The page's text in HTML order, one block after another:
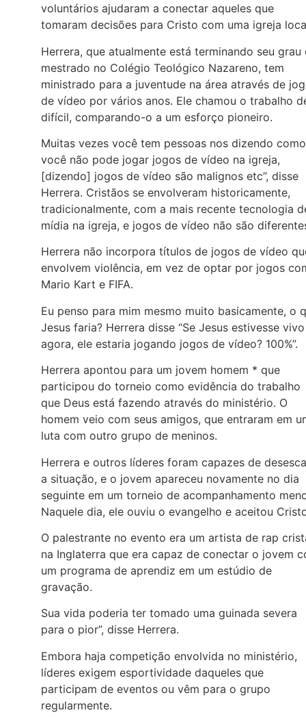
voluntários ajudaram a conectar aqueles que
tomaram decisões para Cristo com uma igreja
Herrera, que atualmente está terminando seu grau
mestrado no Colégio Teológico Nazareno, tem
ministrado para a juventude na área através de
de vídeo por vários anos. Ele chamou o trabalho
difícil, comparando-o a um esforço pioneiro.
Muitas vezes você tem pessoas nos dizendo como
você não pode jogar jogos de vídeo na igreja,
[dizendo] jogos de vídeo são malignos etc”, disse
Herrera. Cristãos se envolveram historicamente,
tradicionalmente, com a mais recente tecnologia
mídia na igreja, e jogos de vídeo não são
Herrera não incorpora títulos de jogos de vídeo
envolvem violência, em vez de optar por jogos
Mario Kart e FIFA.
Eu penso para mim mesmo muito basicamente, o
Jesus faria? Herrera disse “Se Jesus estivesse vivo
agora, ele estaria jogando jogos de vídeo? 100%”.
Herrera apontou para um jovem homem * que
participou do torneio como evidência do trabalho
que Deus está fazendo através do ministério. O
homem veio com seus amigos, que entraram em
luta com outro grupo de meninos.
Herrera e outros líderes foram capazes de
a situação, e o jovem apareceu novamente no dia
seguinte em um torneio de acompanhamento
Naquele dia, ele ouviu o evangelho e aceitou
O palestrante no evento era um artista de rap
na Inglaterra que era capaz de conectar o jovem
um programa de aprendiz em um estúdio de
gravação.
Sua vida poderia ter tomado uma guinada severa
para o pior”, disse Herrera.
Embora haja competição envolvida no ministério,
líderes exigem esportividade daqueles que
participam de eventos ou vêm para o grupo
regularmente.